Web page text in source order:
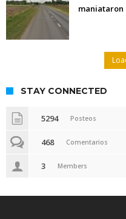
maniataron
STAY CONNECTED
5294 Posteos
468 Comentarios
3 Members